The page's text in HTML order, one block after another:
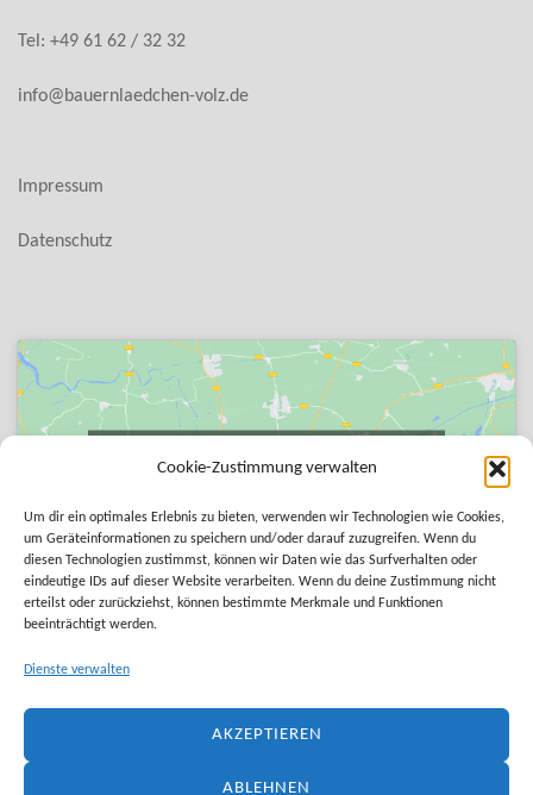
Cookie-Zustimmung verwalten
Um dir ein optimales Erlebnis zu bieten, verwenden wir Technologien wie Cookies,
um Geräteinformationen zu speichern und/oder darauf zuzugreifen. Wenn du
diesen Technologien zustimmst, können wir Daten wie das Surfverhalten oder
eindeutige IDs auf dieser Website verarbeiten. Wenn du deine Zustimmung nicht
erteilst oder zurückziehst, können bestimmte Merkmale und Funktionen
beeinträchtigt werden.
Dienste verwalten
AKZEPTIEREN
ABLEHNEN
Tel: +49 61 62 / 32 32
info@bauernlaedchen-volz.de
Impressum
Datenschutz
Cookie-Richtlinie
ICH STIMME ZU